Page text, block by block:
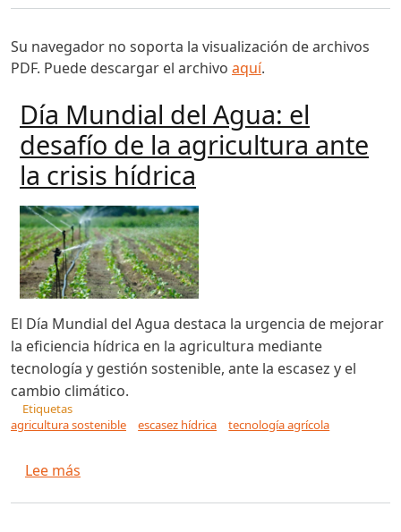
Su navegador no soporta la visualización de archivos
PDF. Puede descargar el archivo aquí.
Día Mundial del Agua: el
desafío de la agricultura ante
la crisis hídrica
El Día Mundial del Agua destaca la urgencia de mejorar
la eficiencia hídrica en la agricultura mediante
tecnología y gestión sostenible, ante la escasez y el
cambio climático.
Etiquetas
agricultura sostenible
escasez hídrica tecnología agrícola
Lee más